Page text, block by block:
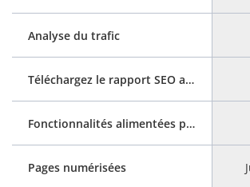
Analyse du trafic
Téléchargez le rapport SEO au format PDF
Fonctionnalités alimentées par l'IA : génération automatique du titre et de la méta-description
Pages numérisées